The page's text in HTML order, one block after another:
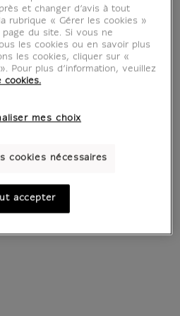
et changer d’avis à tout
rubrique « Gérer les cookies »
du site. Si vous ne
les cookies ou en savoir plus
les cookies, cliquer sur «
Pour plus d’information, veuillez
cookies.
mes choix
cookies nécessaires
accepter